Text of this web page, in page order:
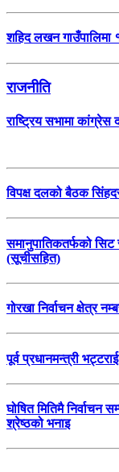
शहिद लखन गाउँपालिमा
राजनीति
राष्ट्रिय सभामा
विपक्ष दलको बैठक
समानुपातिकतर्फको
(सूचीसहित)
गोरखा निर्वाचन क्षेत्र
पूर्व प्रधानमन्त्री
घोषित मितिमै
श्रेष्ठको भनाइ